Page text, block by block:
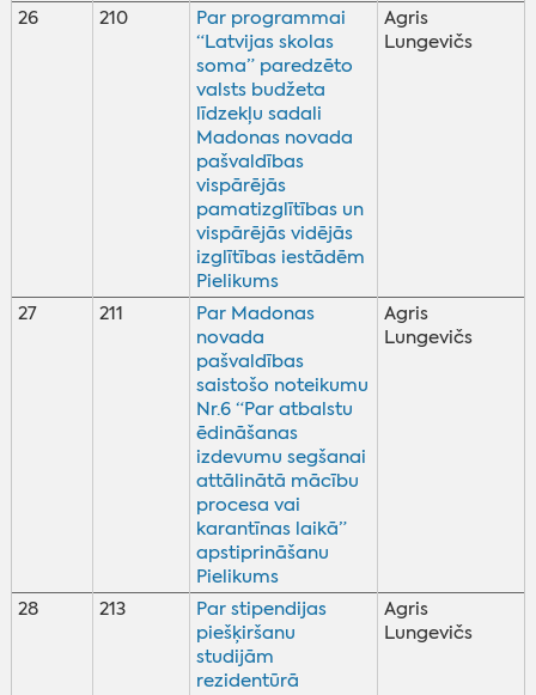
26 210
Par programmai
“Latvijas skolas
soma” paredzēto
valsts budžeta
līdzekļu sadali
Madonas novada
pašvaldības
vispārējās
pamatizglītības un
vispārējās vidējās
izglītības iestādēm
Pielikums
Agris
Lungevičs
27 211
Par Madonas
novada
pašvaldības
saistošo noteikumu
Nr.6 “Par atbalstu
ēdināšanas
izdevumu segšanai
attālinātā mācību
procesa vai
karantīnas laikā”
apstiprināšanu
Pielikums
Agris
Lungevičs
28 213
Par stipendijas
piešķiršanu
studijām
rezidentūrā
Agris
Lungevičs